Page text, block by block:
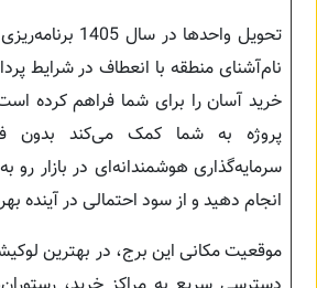
تحویل واحدها در
نام‌آشنای منطقه با انعطاف در شرایط
خرید آسان را برای شما فراهم کرده
پروژه به شما کمک می‌کند بدون
سرمایه‌گذاری هوشمندانه‌ای در بازار رو
انجام دهید و از سود احتمالی در آینده
موقعیت مکانی این برج، در بهترین